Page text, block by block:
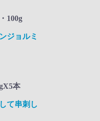
100g
ジョルミ​
本
て串刺し